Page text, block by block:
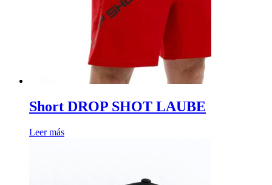
Short DROP SHOT LAUBE
Leer más